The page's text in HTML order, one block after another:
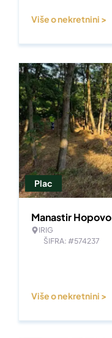
Više o nekretnini >
Plac
Manastir Hopovo
IRIG
ŠIFRA: #574237
Više o nekretnini >